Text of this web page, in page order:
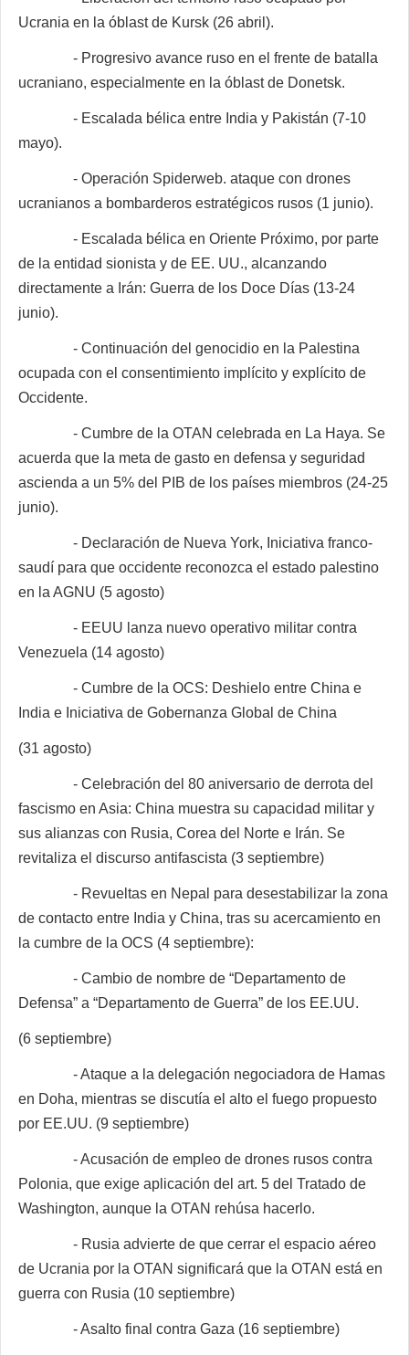
Ucrania en la óblast de Kursk (26 abril).
- Progresivo avance ruso en el frente de batalla
ucraniano, especialmente en la óblast de Donetsk.
- Escalada bélica entre India y Pakistán (7-10
mayo).
- Operación Spiderweb. ataque con drones
ucranianos a bombarderos estratégicos rusos (1 junio).
- Escalada bélica en Oriente Próximo, por parte
de la entidad sionista y de EE. UU., alcanzando
directamente a Irán: Guerra de los Doce Días (13-24
junio).
- Continuación del genocidio en la Palestina
ocupada con el consentimiento implícito y explícito de
Occidente.
- Cumbre de la OTAN celebrada en La Haya. Se
acuerda que la meta de gasto en defensa y seguridad
ascienda a un 5% del PIB de los países miembros (24-25
junio).
- Declaración de Nueva York, Iniciativa franco-
saudí para que occidente reconozca el estado palestino
en la AGNU (5 agosto)
- EEUU lanza nuevo operativo militar contra
Venezuela (14 agosto)
- Cumbre de la OCS: Deshielo entre China e
India e Iniciativa de Gobernanza Global de China
(31 agosto)
- Celebración del 80 aniversario de derrota del
fascismo en Asia: China muestra su capacidad militar y
sus alianzas con Rusia, Corea del Norte e Irán. Se
revitaliza el discurso antifascista (3 septiembre)
- Revueltas en Nepal para desestabilizar la zona
de contacto entre India y China, tras su acercamiento en
la cumbre de la OCS (4 septiembre):
- Cambio de nombre de “Departamento de
Defensa” a “Departamento de Guerra” de los EE.UU.
(6 septiembre)
- Ataque a la delegación negociadora de Hamas
en Doha, mientras se discutía el alto el fuego propuesto
por EE.UU. (9 septiembre)
- Acusación de empleo de drones rusos contra
Polonia, que exige aplicación del art. 5 del Tratado de
Washington, aunque la OTAN rehúsa hacerlo.
- Rusia advierte de que cerrar el espacio aéreo
de Ucrania por la OTAN significará que la OTAN está en
guerra con Rusia (10 septiembre)
- Asalto final contra Gaza (16 septiembre)